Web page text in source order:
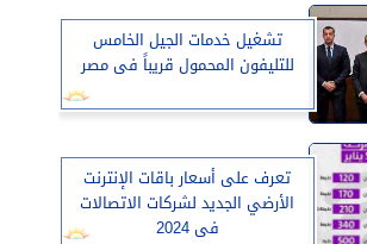
تشغيل خدمات الجيل الخامس
للتليفون المحمول قريباً فى مصر
تعرف على أسعار باقات الإنترنت
الأرضي الجديد لشركات الاتصالات
فى 2024